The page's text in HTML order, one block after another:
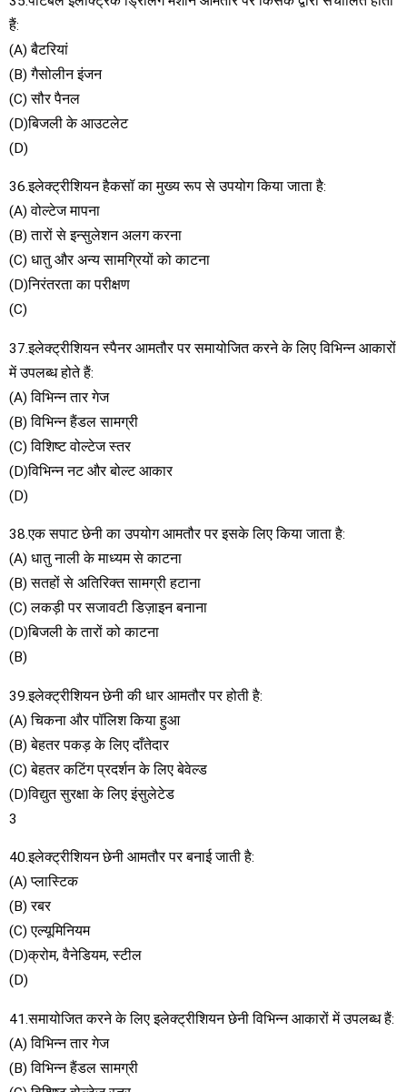
हैं:
(A) बैटरियां
(B) गैसोलीन इंजन
(C) सौर पैनल
(D)बिजली के आउटलेट
(D)
36.इलेक्ट्रीशियन हैकसॉ का मुख्य रूप से उपयोग किया जाता है:
(A) वोल्टेज मापना
(B) तारों से इन्सुलेशन अलग करना
(C) धातु और अन्य सामग्रियों को काटना
(D)निरंतरता का परीक्षण
(C)
37.इलेक्ट्रीशियन स्पैनर आमतौर पर समायोजित करने के लिए विभिन्न आकारों
में उपलब्ध होते हैं:
(A) विभिन्न तार गेज
(B) विभिन्न हैंडल सामग्री
(C) विशिष्ट वोल्टेज स्तर
(D)विभिन्न नट और बोल्ट आकार
(D)
38.एक सपाट छेनी का उपयोग आमतौर पर इसके लिए किया जाता है:
(A) धातु नाली के माध्यम से काटना
(B) सतहों से अतिरिक्त सामग्री हटाना
(C) लकड़ी पर सजावटी डिज़ाइन बनाना
(D)बिजली के तारों को काटना
(B)
39.इलेक्ट्रीशियन छेनी की धार आमतौर पर होती है:
(A) चिकना और पॉलिश किया हुआ
(B) बेहतर पकड़ के लिए दाँतेदार
(C) बेहतर कटिंग प्रदर्शन के लिए बेवेल्ड
(D)विद्युत सुरक्षा के लिए इंसुलेटेड
3
40.इलेक्ट्रीशियन छेनी आमतौर पर बनाई जाती है:
(A) प्लास्टिक
(B) रबर
(C) एल्यूमिनियम
(D)क्रोम, वैनेडियम, स्टील
(D)
41.समायोजित करने के लिए इलेक्ट्रीशियन छेनी विभिन्न आकारों में उपलब्ध हैं:
(A) विभिन्न तार गेज
(B) विभिन्न हैंडल सामग्री